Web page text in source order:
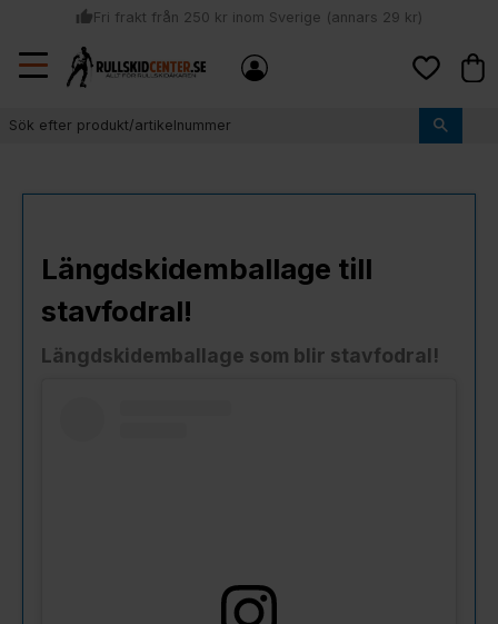
Meny
thumb_upFri frakt från 250 kr inom Sverige (annars 29 kr)
local_shipping
Sommar: Beställ innan kl 11:00 (mån-ons) och vi skickar lagervaror
samma dag
Längdskidemballage till
stavfodral!
Längdskidemballage som blir stavfodral!